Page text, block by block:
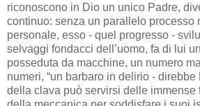
riconoscono in Dio un unico Padre,
continuo: senza un parallelo processo
personale, esso - quel progresso -
selvaggi fondacci dell’uomo, fa di lui
posseduta da macchine, un numero
numeri, “un barbaro in delirio -
della clava può servirsi delle immense